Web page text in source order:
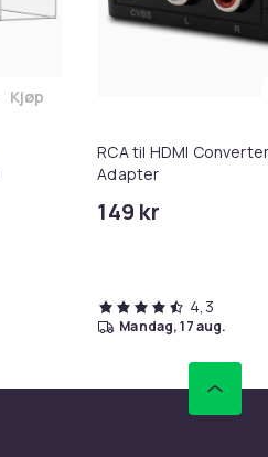
Legg vidaXL Utendørs
Kjøp
RCA til HDMI
Adapter
149 kr
4,3
mandag, 17 aug.